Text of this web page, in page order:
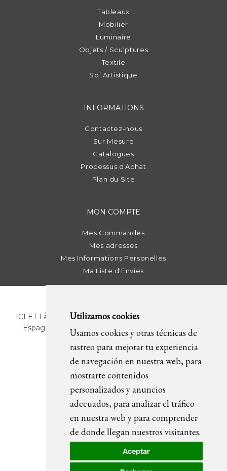
Utilizamos cookies
Usamos cookies y otras técnicas de
rastreo para mejorar tu experiencia
de navegación en nuestra web, para
mostrarte contenidos
personalizados y anuncios
adecuados, para analizar el tráfico
en nuestra web y para comprender
de donde llegan nuestros visitantes.
Aceptar
Tableaux
Mobilier
Luminaire
Objets / Sculptures
Textile
Sol Artistique
INFORMATIONS
Contactez-nous
Sur Mesure
Catalogues
Processus d'Achat
Plan du Site
MON COMPTE
Mes Commandes
Mes adresses
Mes Informations Personelles
Ma Liste d'Envies
ICI ET LÀ | C/ Sant Pere Més Alt, 43 | 08003 Barcelona.
Espagne | T. +34 93 268 78 43 | +34 630 82 09 89 |